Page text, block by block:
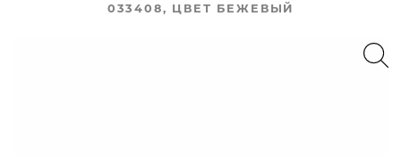
033408, ЦВЕТ БЕЖЕВЫЙ